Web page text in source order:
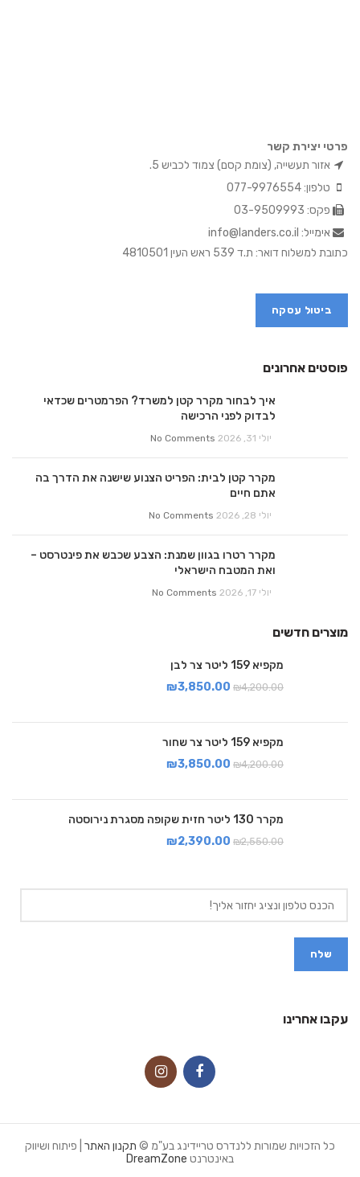
פרטי יצירת קשר
אזור תעשייה, (צומת קסם) צמוד לכביש 5.
טלפון: 077-9976554
פקס: 03-9509993
אימייל: info@landers.co.il
כתובת למשלוח דואר: ת.ד 539 ראש העין 4810501
ביטול עסקה
פוסטים אחרונים
איך לבחור מקרר קטן למשרד? הפרמטרים שכדאי
לבדוק לפני הרכישה
יולי 31, 2026 No Comments
מקרר קטן לבית: הפריט הצנוע שישנה את הדרך בה
אתם חיים
יולי 28, 2026 No Comments
מקרר רטרו בגוון שמנת: הצבע שכבש את פינטרסט –
ואת המטבח הישראלי
יולי 17, 2026 No Comments
מוצרים חדשים
מקפיא 159 ליטר צר לבן
₪4,200.00
₪3,850.00
מקפיא 159 ליטר צר שחור
₪4,200.00
₪3,850.00
מקרר 130 ליטר חזית שקופה מסגרת נירוסטה
₪2,550.00
₪2,390.00
עקבו אחרינו
כל הזכויות שמורות ללנדרס טריידינג בע"מ © תקנון האתר | פיתוח ושיווק
באינטרנט DreamZone